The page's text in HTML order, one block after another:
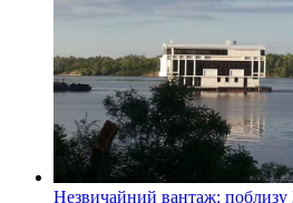
Незвичайний вантаж: поблизу